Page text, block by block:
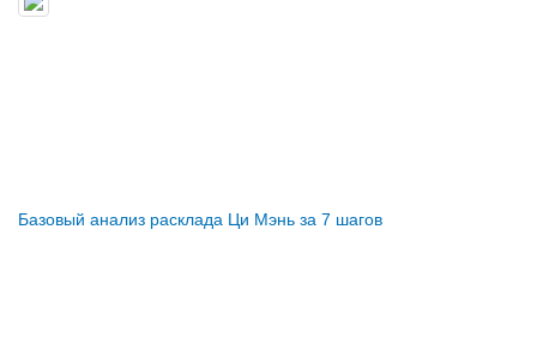
Базовый анализ расклада Ци Мэнь за 7 шагов